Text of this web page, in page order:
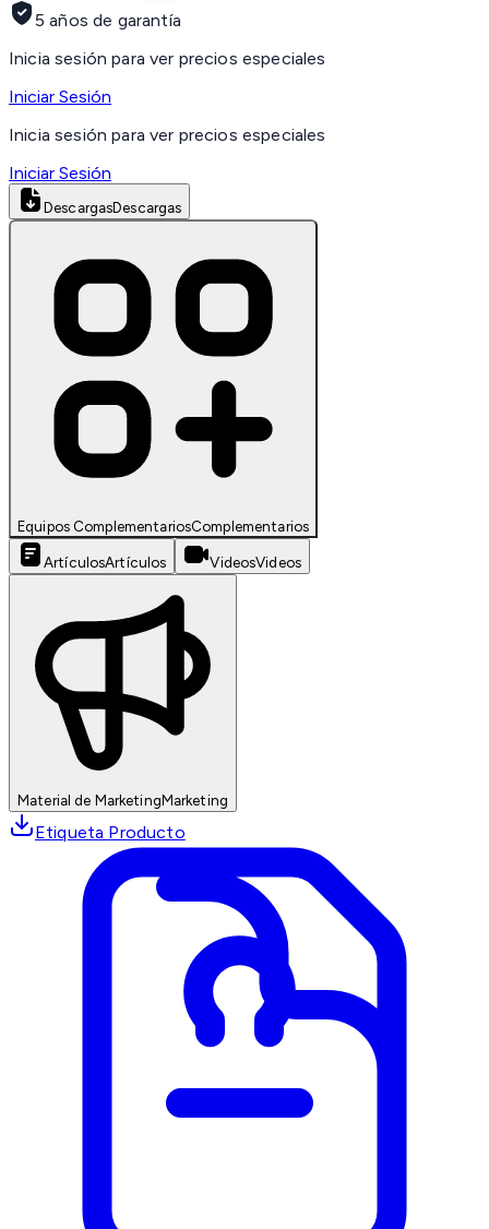
5 años de garantía
Inicia sesión para ver precios especiales
Iniciar Sesión
Inicia sesión para ver precios especiales
Iniciar Sesión
DescargasDescargas
Equipos ComplementariosComplementarios
ArtículosArtículos VideosVideos
Material de MarketingMarketing
Etiqueta Producto